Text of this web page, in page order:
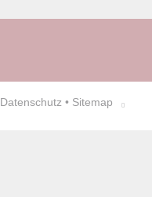
Datenschutz • Sitemap